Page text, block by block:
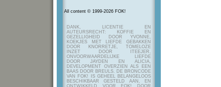
All content © 1999-2026 FOK!
DANK, LICENTIE EN
AUTEURSRECHT: KOFFIE EN
GEZELLIGHEID DOOR YVONNE,
KOEKJES MET LIEFDE GEBAKKEN
DOOR KNORRETJE, TOMELOZE
INZET DOOR ITEEJER,
ONVOORWAARDELIJKE LIEFDE
DOOR JAYDEN EN ALICIA,
DEVELOPMENT OVERZIEN ALS EEN
BAAS DOOR BREULS. DE BRONCODE
VAN FOK! IS GEHEEL BELANGELOOS
BESCHIKBAAR GESTELD AAN, EN
ONTWIKKELD VOOR FOK! DOOR